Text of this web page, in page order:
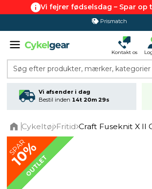
Vi fejrer fødselsdag – Spar op
Prismatch
365 dages returret
Kontakt os
Søg efter produkter, mærker, kategorier
Vi afsender i dag
Bestil inden 14t 20m 29s
Cykeltøj Fritid Craft Fuseknit X II
SPAR
10%
OUTLET